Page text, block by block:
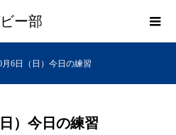
ー部
月6日（日）今日の練習
）今日の練習